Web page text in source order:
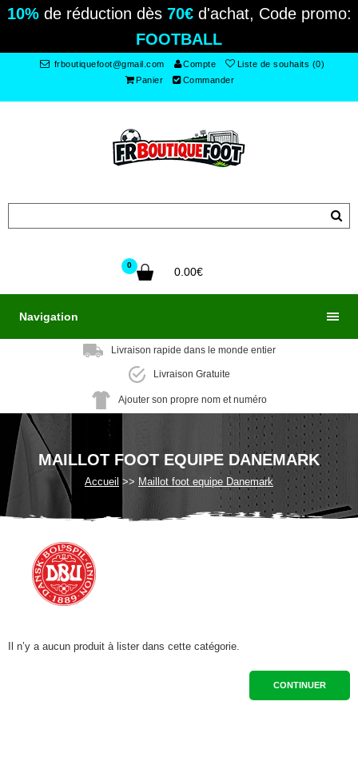
10%de réduction dès 70€d'achat, Code promo:
FOOTBALL
frboutiquefoot@gmail.com Compte
Liste de souhaits (0)
Panier
Commander
0
0.00€
Navigation
Livraison rapide dans le monde entier
Livraison Gratuite
Ajouter son propre nom et numéro
MAILLOT FOOT EQUIPE DANEMARK
Accueil Maillot foot equipe Danemark
Il n’y a aucun produit à lister dans cette catégorie.
CONTINUER